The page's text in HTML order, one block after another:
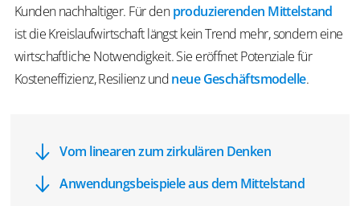
Kunden nachhaltiger. Für denproduzierenden Mittelstand
ist die Kreislaufwirtschaft längst kein Trend mehr, sondern eine
wirtschaftliche Notwendigkeit. Sie eröffnet Potenziale für
Kosteneffizienz, Resilienz undneue Geschäftsmodelle.
Vom linearen zum zirkulären Denken
Anwendungsbeispiele aus dem Mittelstand